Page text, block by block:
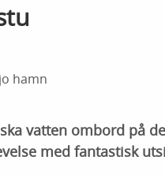
hamn
vatten ombord på
med fantastisk